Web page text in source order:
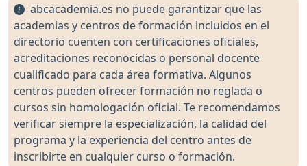
abcacademia.es no puede garantizar que las
academias y centros de formación incluidos en el
directorio cuenten con certificaciones oficiales,
acreditaciones reconocidas o personal docente
cualificado para cada área formativa. Algunos
centros pueden ofrecer formación no reglada o
cursos sin homologación oficial. Te recomendamos
verificar siempre la especialización, la calidad del
programa y la experiencia del centro antes de
inscribirte en cualquier curso o formación.